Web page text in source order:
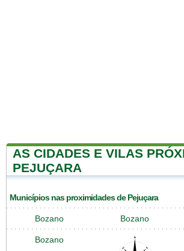
AS CIDADES E VILAS
PEJUÇARA
Municípios nas proximidades de Pejuçara
Bozano Bozano
Bozano